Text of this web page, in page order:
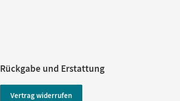
Rückgabe und Erstattung
Vertrag widerrufen